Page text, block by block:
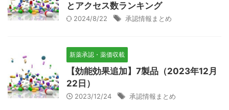
とアクセス数ランキング
2024/8/22 承認情報まとめ
新薬承認・薬価収載
【効能効果追加】7製品（2023年12月
22日）
2023/12/24 承認情報まとめ